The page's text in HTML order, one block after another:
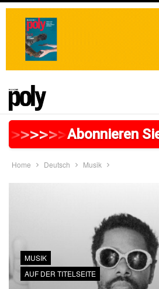
>>>>>>>>>>>>>>>
Abonnieren
Home Deutsch Musik
MUSIK
AUF DER TITELSEITE